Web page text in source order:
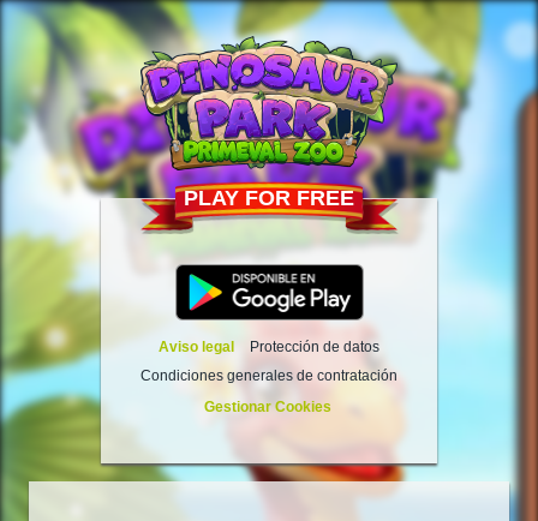
PLAY FOR FREE
Aviso legal
Protección de datos
Condiciones generales de contratación
Gestionar Cookies